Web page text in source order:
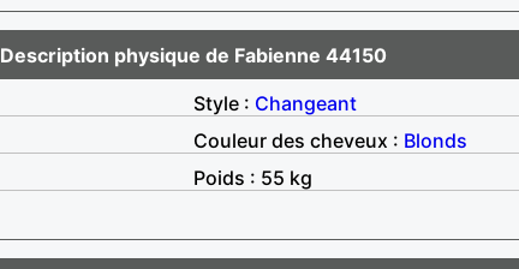
Description physique de Fabienne 44150
Style : Changeant
Couleur des cheveux : Blonds
Poids : 55 kg